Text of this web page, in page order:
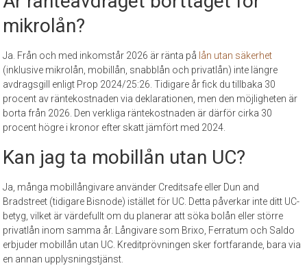
mikrolån?
Ja. Från och med inkomstår 2026 är ränta på lån utan säkerhet
(inklusive mikrolån, mobillån, snabblån och privatlån) inte längre
avdragsgill enligt Prop 2024/25:26. Tidigare år fick du tillbaka 30
procent av räntekostnaden via deklarationen, men den möjligheten är
borta från 2026. Den verkliga räntekostnaden är därför cirka 30
procent högre i kronor efter skatt jämfört med 2024.
Kan jag ta mobillån utan UC?
Ja, många mobillångivare använder Creditsafe eller Dun and
Bradstreet (tidigare Bisnode) istället för UC. Detta påverkar inte ditt UC-
betyg, vilket är värdefullt om du planerar att söka bolån eller större
privatlån inom samma år. Långivare som Brixo, Ferratum och Saldo
erbjuder mobillån utan UC. Kreditprövningen sker fortfarande, bara via
en annan upplysningstjänst.